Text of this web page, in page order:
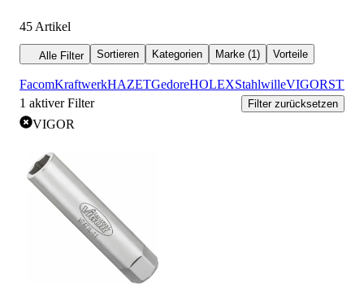
45 Artikel
Alle Filter Sortieren Kategorien Marke (1) Vorteile
FacomKraftwerkHAZETGedoreHOLEXStahlwilleVIGORSTIER
1 aktiver Filter Filter zurücksetzen
VIGOR